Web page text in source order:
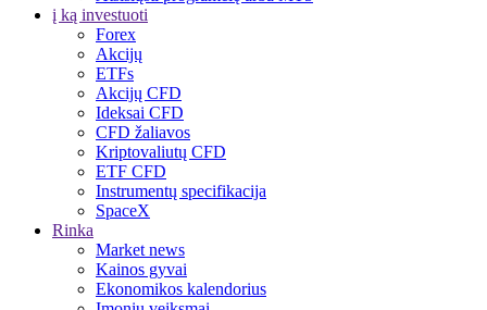
į ką investuoti
Forex
Akcijų
ETFs
Akcijų CFD
Ideksai CFD
CFD žaliavos
Kriptovaliutų CFD
ETF CFD
Instrumentų specifikacija
SpaceX
Rinka
Market news
Kainos gyvai
Ekonomikos kalendorius